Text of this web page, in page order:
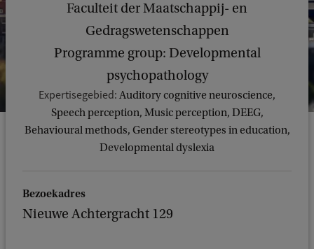
Faculteit der Maatschappij- en
Gedragswetenschappen
Programme group: Developmental
psychopathology
Expertisegebied: Auditory cognitive neuroscience,
Speech perception, Music perception, DEEG,
Behavioural methods, Gender stereotypes in education,
Developmental dyslexia
Bezoekadres
Nieuwe Achtergracht 129